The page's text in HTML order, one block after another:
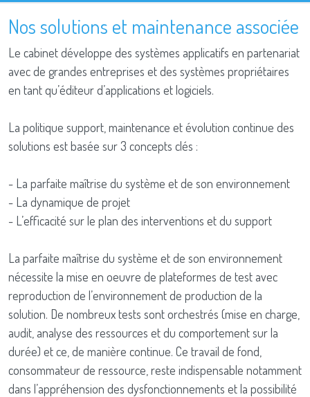
Nos solutions et maintenance associée
Le cabinet développe des systèmes applicatifs en partenariat
avec de grandes entreprises et des systèmes propriétaires
en tant qu’éditeur d’applications et logiciels.
La politique support, maintenance et évolution continue des
solutions est basée sur 3 concepts clés :
- La parfaite maîtrise du système et de son environnement
- La dynamique de projet
- L’efficacité sur le plan des interventions et du support
La parfaite maîtrise du système et de son environnement
nécessite la mise en oeuvre de plateformes de test avec
reproduction de l’environnement de production de la
solution. De nombreux tests sont orchestrés (mise en charge,
audit, analyse des ressources et du comportement sur la
durée) et ce, de manière continue. Ce travail de fond,
consommateur de ressource, reste indispensable notamment
dans l’appréhension des dysfonctionnements et la possibilité